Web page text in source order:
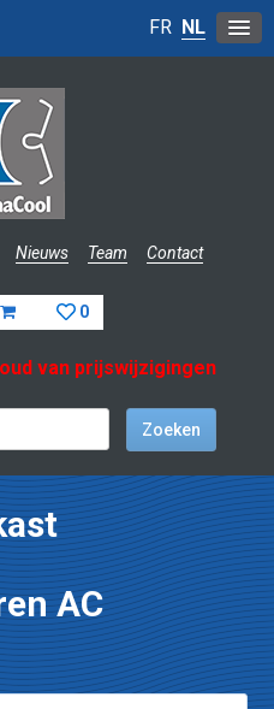
Nieuws Team Contact
0
FR NL
van prijswijzigingen
AC